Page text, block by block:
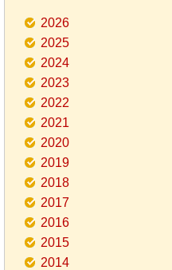
2026
2025
2024
2023
2022
2021
2020
2019
2018
2017
2016
2015
2014